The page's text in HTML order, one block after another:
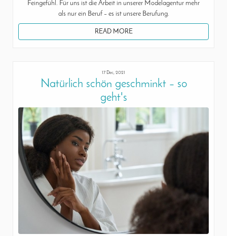
Feingefühl. Für uns ist die Arbeit in unserer Modelagentur mehr
als nur ein Beruf – es ist unsere Berufung.
READ MORE
17 Dec, 2021
Natürlich schön geschminkt – so
geht's